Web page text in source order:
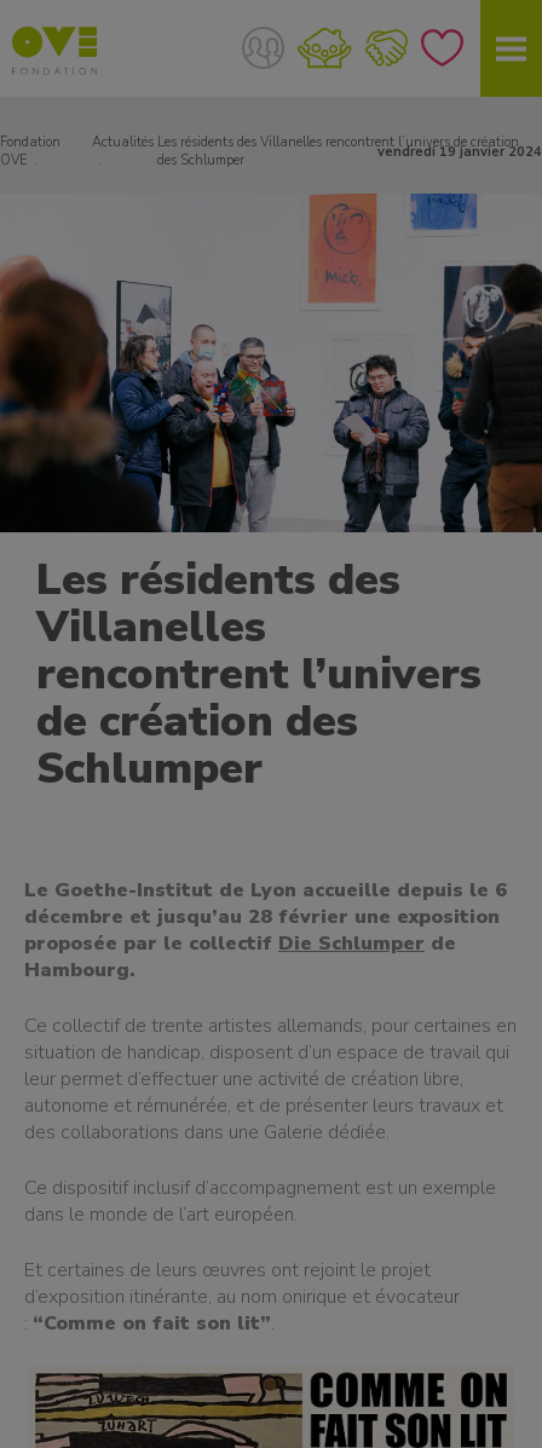
Fondation
OVE
Actualités Les résidents des Villanelles rencontrent l’univers de création
des Schlumper
vendredi 19 janvier 2024
Les résidents des
Villanelles
rencontrent l’univers
de création des
Schlumper
Le Goethe-Institut de Lyon accueille depuis le 6
décembre et jusqu’au 28 février une exposition
proposée par le collectif Die Schlumper de
Hambourg.
Ce collectif de trente artistes allemands, pour certaines en
situation de handicap, disposent d’un espace de travail qui
leur permet d’effectuer une activité de création libre,
autonome et rémunérée, et de présenter leurs travaux et
des collaborations dans une Galerie dédiée.
Ce dispositif inclusif d’accompagnement est un exemple
dans le monde de l’art européen.
Et certaines de leurs œuvres ont rejoint le projet
d’exposition itinérante, au nom onirique et évocateur
: “Comme on fait son lit”.